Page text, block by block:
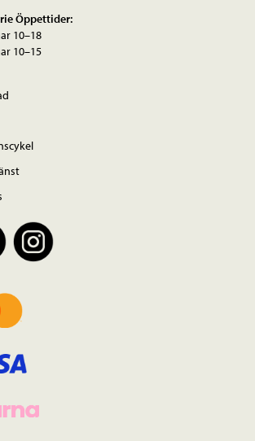
Öppettider:
10–18
10–15